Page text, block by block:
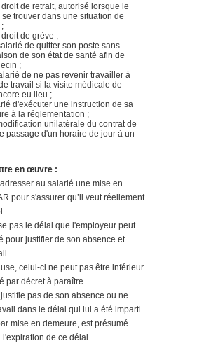
de retrait, autorisé lorsque le
trouver dans une situation de
de grève ;
de quitter son poste sans
de son état de santé afin de
;
de ne pas revenir travailler à
travail si la visite médicale de
eu lieu ;
d'exécuter une instruction de sa
à la réglementation ;
unilatérale du contrat de
passage d'un horaire de jour à un
en œuvre :
au salarié une mise en
pour s'assurer qu’il veut réellement
pas le délai que l'employeur peut
pour justifier de son absence et
celui-ci ne peut pas être inférieur
par décret à paraître.
pas de son absence ou ne
dans le délai qui lui a été imparti
mise en demeure, est présumé
de ce délai.